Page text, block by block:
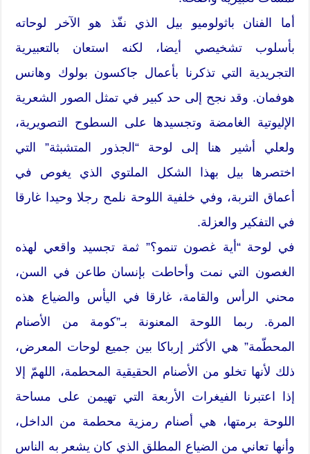
أما الفنان باثولوميو بيل الذي نفّذ هو الآخر لوحاته
بأسلوب تشخيصي أيضا، لكنه استعان بالتعبيرية
التجريدية التي تذكرنا بأعمال جاكسون بولوك وهانس
هوفمان. وقد نجح إلى حد كبير في تمثل الصور الشعرية
الإليوتية الغامضة وتجسيدها على السطوح التصويرية،
ولعلي أشير هنا إلى لوحة “الجذور المتشبثة” التي
اختصرها بيل بهذا الشكل الملتوي الذي يغوص في
أعماق التربة، وفي خلفية اللوحة نلمح رجلا وحيدا غارقا
في التفكير والعزلة.
في لوحة “أية غصون تنمو؟” ثمة تجسيد واقعي لهذه
الغصون التي نمت وأحاطت بإنسان طاعن في السن،
محني الرأس والقامة، غارقا في اليأس والضياع هذه
المرة. ربما اللوحة المعنونة بـ”كومة من الأصنام
المحطّمة” هي الأكثر إرباكا بين جميع لوحات المعرض،
ذلك لأنها تخلو من الأصنام الحقيقية المحطمة، اللهمّ إلا
إذا اعتبرنا الفيغرات الأربعة التي تهيمن على مساحة
اللوحة برمتها، هي أصنام رمزية محطمة من الداخل،
وأنها تعاني من الضياع المطلق الذي كان يشعر به الناس